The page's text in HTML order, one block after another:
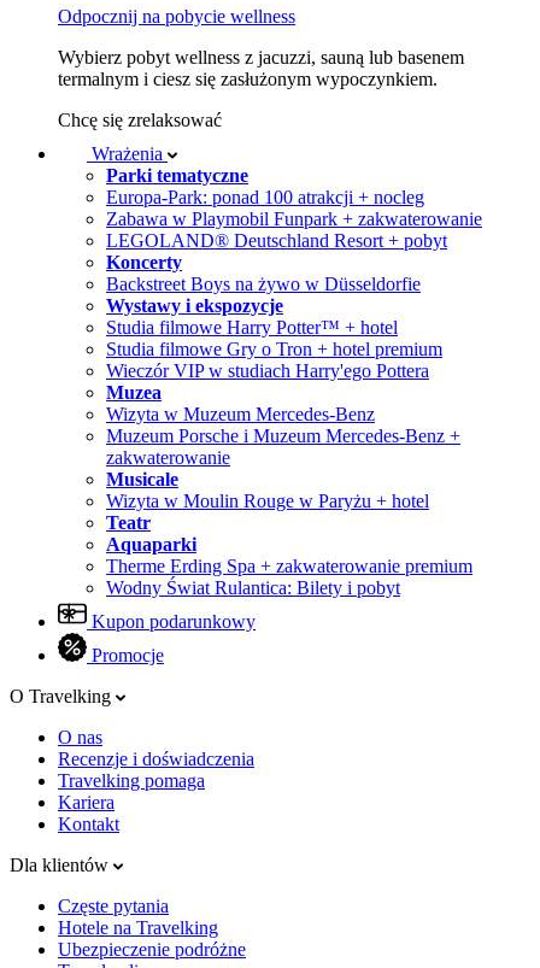
Odpocznij na pobycie wellness
Wybierz pobyt wellness z jacuzzi, sauną lub basenem
termalnym i ciesz się zasłużonym wypoczynkiem.
Chcę się zrelaksować
Wrażenia
Parki tematyczne
Europa-Park: ponad 100 atrakcji + nocleg
Zabawa w Playmobil Funpark + zakwaterowanie
LEGOLAND® Deutschland Resort + pobyt
Koncerty
Backstreet Boys na żywo w Düsseldorfie
Wystawy i ekspozycje
Studia filmowe Harry Potter™ + hotel
Studia filmowe Gry o Tron + hotel premium
Wieczór VIP w studiach Harry'ego Pottera
Muzea
Wizyta w Muzeum Mercedes-Benz
Muzeum Porsche i Muzeum Mercedes-Benz +
zakwaterowanie
Musicale
Wizyta w Moulin Rouge w Paryżu + hotel
Teatr
Aquaparki
Therme Erding Spa + zakwaterowanie premium
Wodny Świat Rulantica: Bilety i pobyt
Kupon podarunkowy
Promocje
O Travelking
O nas
Recenzje i doświadczenia
Travelking pomaga
Kariera
Kontakt
Dla klientów
Częste pytania
Hotele na Travelking
Ubezpieczenie podróżne